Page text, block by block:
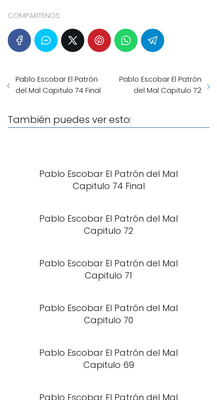
COMPARTENOS
Pablo Escobar El Patrón
del Mal Capitulo 74 Final
Pablo Escobar El Patrón
del Mal Capitulo 72
También puedes ver esto:
Pablo Escobar El Patrón del Mal
Capitulo 74 Final
Pablo Escobar El Patrón del Mal
Capitulo 72
Pablo Escobar El Patrón del Mal
Capitulo 71
Pablo Escobar El Patrón del Mal
Capitulo 70
Pablo Escobar El Patrón del Mal
Capitulo 69
Pablo Escobar El Patrón del Mal